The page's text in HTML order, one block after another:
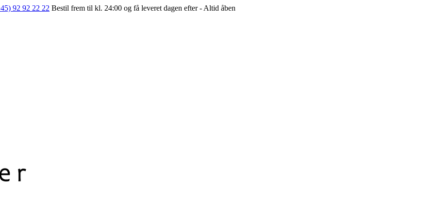
92 92 22 22 Bestil frem til kl. 24:00 og få leveret dagen efter - Altid åben